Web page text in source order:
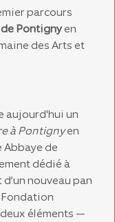
parcours
de Pontignyen
des Arts et
aujourd'hui un
à Pontignyen
de
dédié à
nouveau pan
éléments —